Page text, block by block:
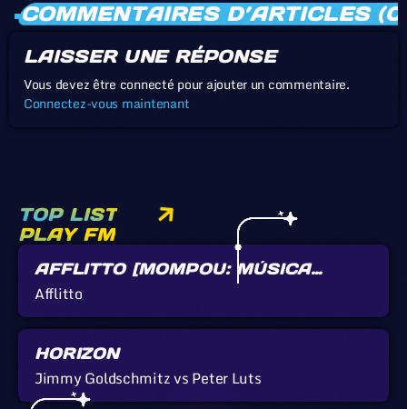
COMMENTAIRES D’ARTICLES
LAISSER UNE RÉPONSE
Vous devez être connecté pour ajouter un commentaire.
Connectez-vous maintenant
TOP LIST
PLAY FM
AFFLITTO [MOMPOU: MÚSICA
CALLADA]
Afflitto
HORIZON
Jimmy Goldschmitz vs Peter Luts